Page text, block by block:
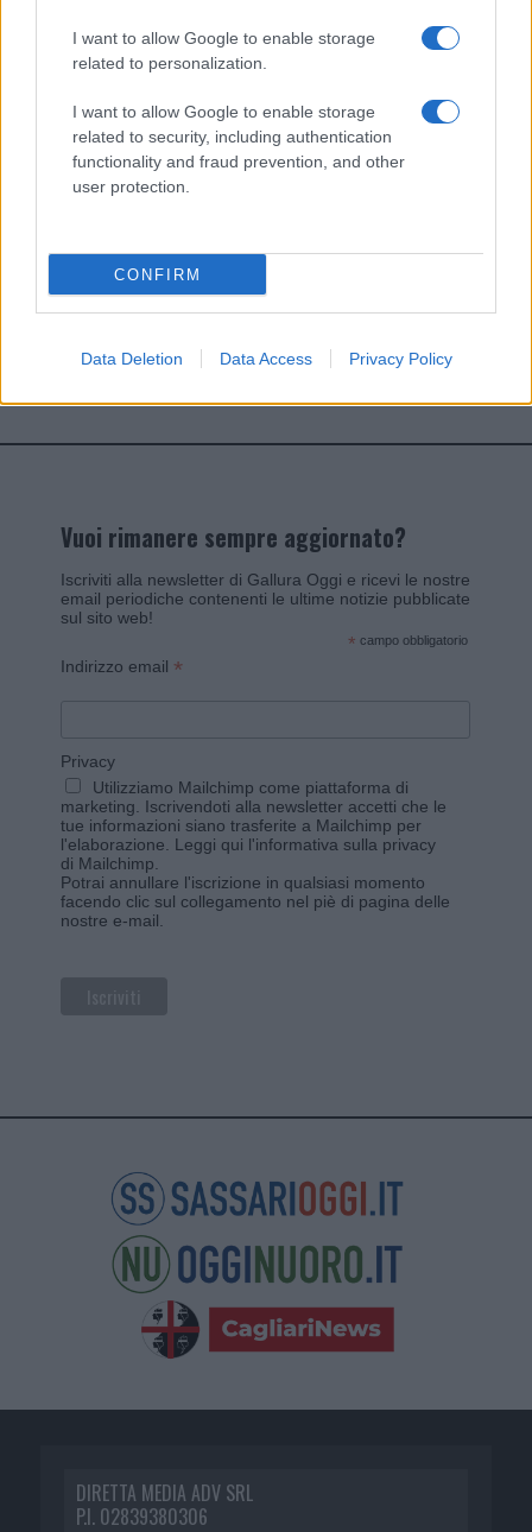
I want to allow Google to enable storage
related to personalization.
I want to allow Google to enable storage
related to security, including authentication
functionality and fraud prevention, and other
user protection.
CONFIRM
Data Deletion Data Access Privacy Policy
I nostri cari
Giovannimaria Cabras
Vuoi rimanere sempre aggiornato?
Iscriviti alla newsletter di Gallura Oggi e ricevi le nostre
email periodiche contenenti le ultime notizie pubblicate
sul sito web!
* campo obbligatorio
Indirizzo email *
Privacy
Utilizziamo Mailchimp come piattaforma di
marketing. Iscrivendoti alla newsletter accetti che le
tue informazioni siano trasferite a Mailchimp per
l'elaborazione. Leggi qui l'informativa sulla privacy
di Mailchimp
Potrai annullare l'iscrizione in qualsiasi momento
facendo clic sul collegamento nel piè di pagina delle
nostre e-mail.
DIRETTA MEDIA ADV SRL
P.I. 02839380306